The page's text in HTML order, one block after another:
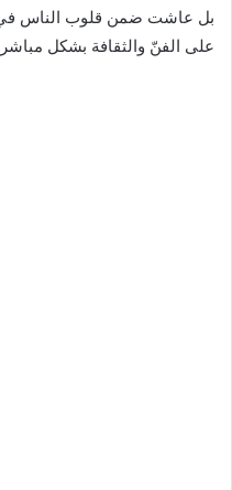
بل عاشت ضمن قلوب الناس في
على الفنّ والثقافة بشكل